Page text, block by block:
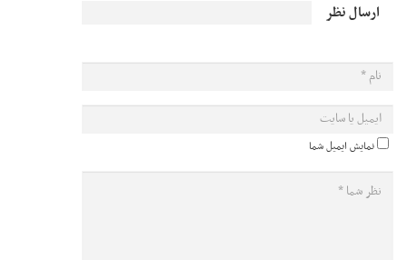
ارسال نظر
نمایش ایمیل شما